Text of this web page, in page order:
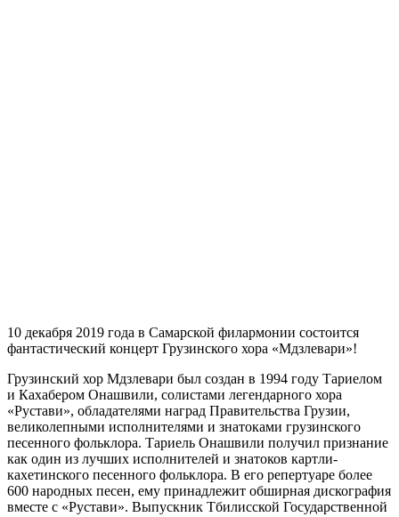
10 декабря 2019 года в Самарской филармонии состоится
фантастический концерт Грузинского хора «Мдзлевари»!
Грузинский хор Мдзлевари был создан в 1994 году Тариелом
и Кахабером Онашвили, солистами легендарного хора
«Рустави», обладателями наград Правительства Грузии,
великолепными исполнителями и знатоками грузинского
песенного фольклора. Тариель Онашвили получил признание
как один из лучших исполнителей и знатоков картли-
кахетинского песенного фольклора. В его репертуаре более
600 народных песен, ему принадлежит обширная дискография
вместе с «Рустави». Выпускник Тбилисской Государственной